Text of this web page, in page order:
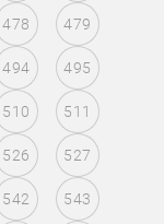
478 479
494 495
510 511
526 527
542 543